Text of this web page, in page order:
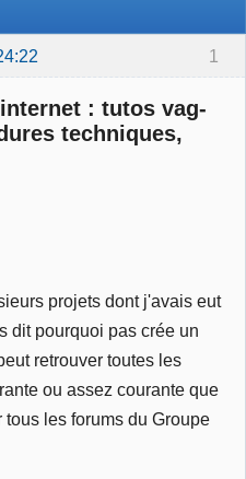
1
: tutos vag-
techniques,
projets dont j'avais eut
dit pourquoi pas crée un
retrouver toutes les
ou assez courante que
tous les forums du Groupe